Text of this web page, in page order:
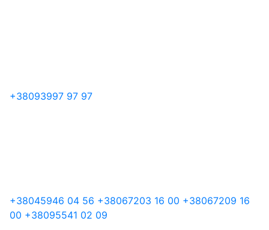
+38093997 97 97
+38045946 04 56 +38067203 16 00 +38067209 16
00 +38095541 02 09